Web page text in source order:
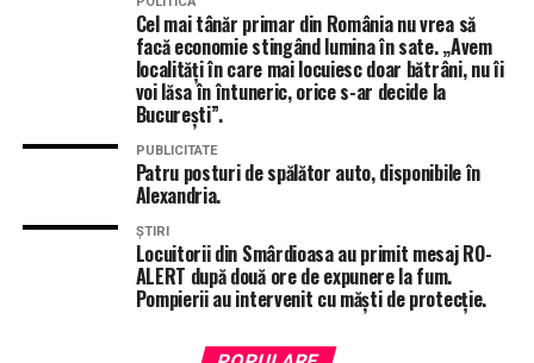
și reprezentanți ai instituțiilor de stat, într-o dezbatere
care, de data aceasta, nu s-a oprit la teorie.
Securitatea energetică nu e doar o chestiune
tehnică, este o responsabilitate comună. România
trebuie să fie pregătită, protejată și sigură digital”
Mădălin Borș,deputatul de Teleorman
specialist în energie.
ÎNTÂMPLĂRI RECERENTE
DEPUTAT PSD TELEORMAN
STIRI TELEORMAN
Cel mai tânăr primar din România nu vrea să
facă economie stingând lumina în sate. „Avem
localități în care mai locuiesc doar bătrâni, nu îi
voi lăsa în întuneric, orice s-ar decide la
București”.
PUBLICITATE
Patru posturi de spălător auto, disponibile în
Alexandria.
ȘTIRI
Locuitorii din Smârdioasa au primit mesaj RO-
ALERT după două ore de expunere la fum.
Pompierii au intervenit cu măști de protecție.